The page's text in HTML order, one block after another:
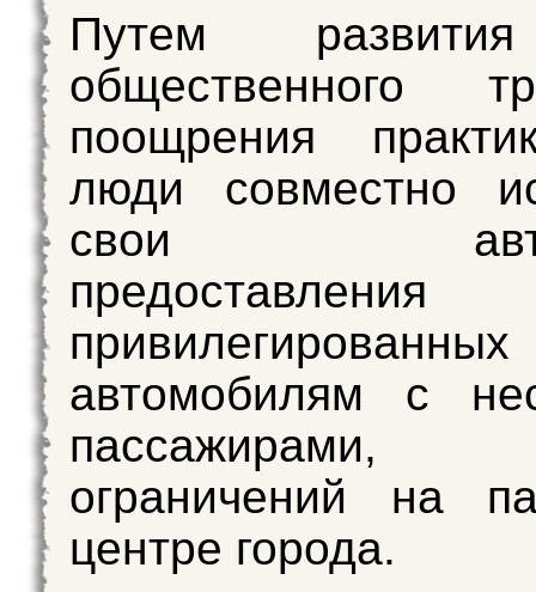
Путем
общественного
поощрения
люди совместно
свои
предоставления
автомобилям с
пассажирами,
ограничений на
центре города.